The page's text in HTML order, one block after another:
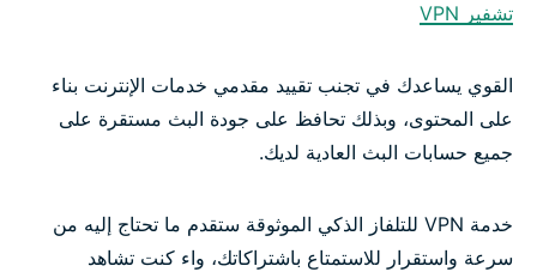
تشفير VPN
القوي يساعدك في تجنب تقييد مقدمي خدمات الإنترنت بناء
على المحتوى، وبذلك تحافظ على جودة البث مستقرة على
جميع حسابات البث العادية لديك.
خدمة VPN للتلفاز الذكي الموثوقة ستقدم ما تحتاج إليه من
سرعة واستقرار للاستمتاع باشتراكاتك، واء كنت تشاهد